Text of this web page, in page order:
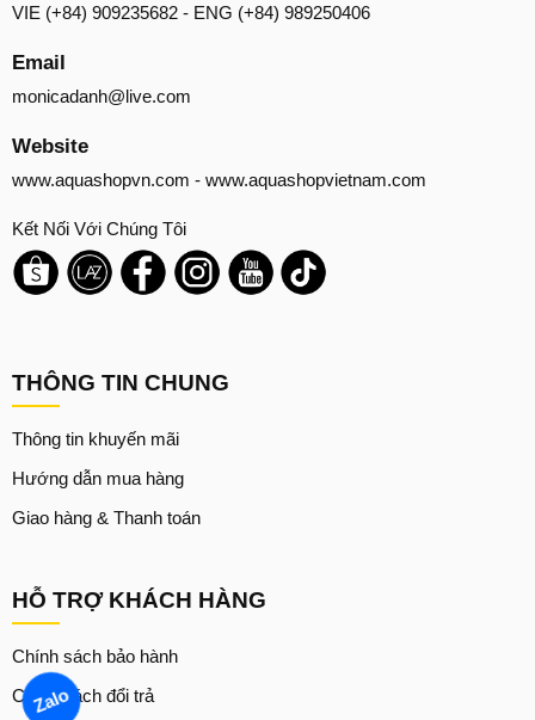
VIE (+84) 909235682 - ENG (+84) 989250406
Email
monicadanh@live.com
Website
www.aquashopvn.com - www.aquashopvietnam.com
Kết Nối Với Chúng Tôi
THÔNG TIN CHUNG
Thông tin khuyến mãi
Hướng dẫn mua hàng
Giao hàng & Thanh toán
HỖ TRỢ KHÁCH HÀNG
Chính sách bảo hành
Chính sách đổi trả
Zalo